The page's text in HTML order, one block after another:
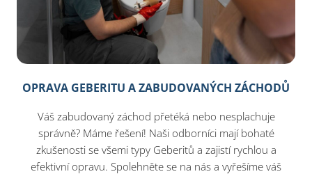
OPRAVA GEBERITU A ZABUDOVANÝCH ZÁCHODŮ
Váš zabudovaný záchod přetéká nebo nesplachuje
správně? Máme řešení! Naši odborníci mají bohaté
zkušenosti se všemi typy Geberitů a zajistí rychlou a
efektivní opravu. Spolehněte se na nás a vyřešíme váš